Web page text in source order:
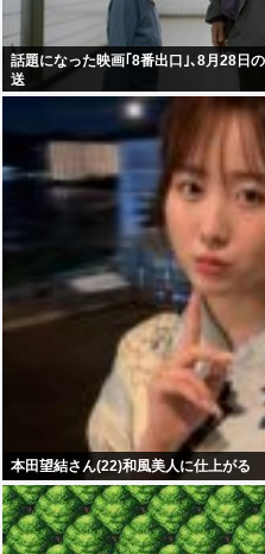
話題になった映画｢8番出口｣､8月28日
送
本田望結さん(22)和風美人に仕上がる